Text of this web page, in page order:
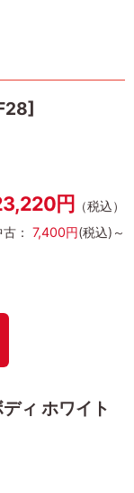
円
（税込）
： 7,400円(税込)～
ィ ホワイト